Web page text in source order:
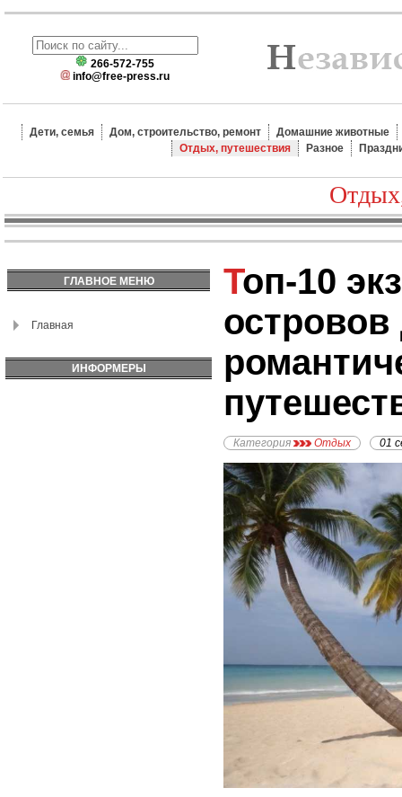
266-572-755
info@free-press.ru
Дети, семья Дом, строительство, ремонт
Домашние животные
Отдых, путешествия
Разное
ГЛАВНОЕ МЕНЮ
Главная
ИНФОРМЕРЫ
Топ-10 экзотических
островов
Категория Отдых 01